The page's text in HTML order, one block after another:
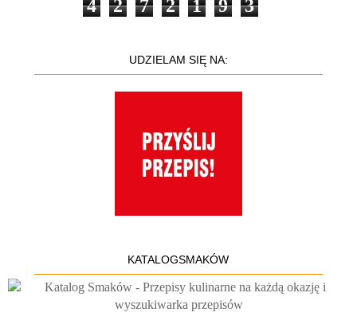
4 2 7 2 1 9 3
UDZIELAM SIĘ NA:
KATALOGSMAKÓW